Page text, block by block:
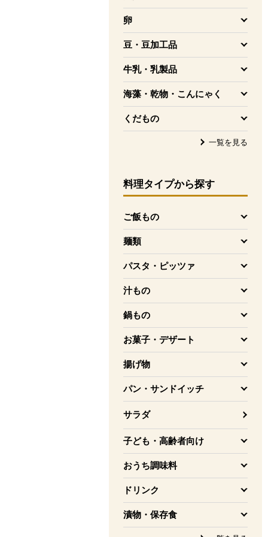
卵
を開く
豆・豆加工品
を開く
牛乳・乳製品
を開く
海藻・乾物・こんにゃく
を開く
くだもの
を開く
一覧を見る
料理タイプから探す
ご飯もの
を開く
麺類
を開く
パスタ・ピッツァ
を開く
汁もの
を開く
鍋もの
を開く
お菓子・デザート
を開く
揚げ物
を開く
パン・サンドイッチ
を開く
サラダ
子ども・高齢者向け
を開く
おうち調味料
を開く
ドリンク
を開く
漬物・保存食
を開く